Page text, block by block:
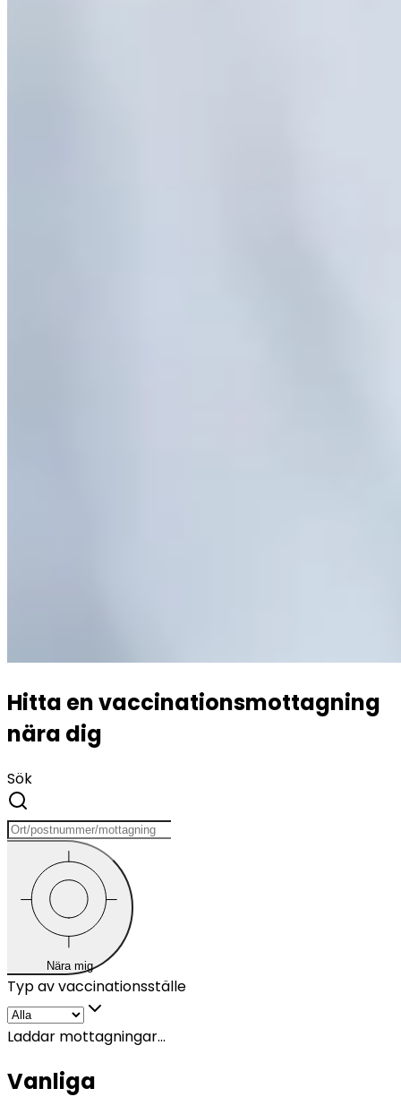
Hitta en vaccinationsmottagning
nära dig
Sök
Nära mig
Typ av vaccinationsställe
Laddar mottagningar...
Vanliga